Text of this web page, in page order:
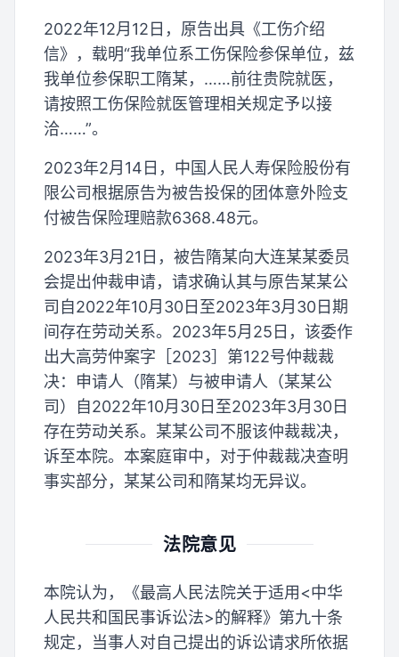
2022年12月12日，原告出具《工伤介绍
信》，载明“我单位系工伤保险参保单位，兹
我单位参保职工隋某，……前往贵院就医，
请按照工伤保险就医管理相关规定予以接
洽……”。
2023年2月14日，中国人民人寿保险股份有
限公司根据原告为被告投保的团体意外险支
付被告保险理赔款6368.48元。
2023年3月21日，被告隋某向大连某某委员
会提出仲裁申请，请求确认其与原告某某公
司自2022年10月30日至2023年3月30日期
间存在劳动关系。2023年5月25日，该委作
出大高劳仲案字［2023］第122号仲裁裁
决：申请人（隋某）与被申请人（某某公
司）自2022年10月30日至2023年3月30日
存在劳动关系。某某公司不服该仲裁裁决，
诉至本院。本案庭审中，对于仲裁裁决查明
事实部分，某某公司和隋某均无异议。
法院意见
本院认为，《最高人民法院关于适用<中华
人民共和国民事诉讼法>的解释》第九十条
规定，当事人对自己提出的诉讼请求所依据